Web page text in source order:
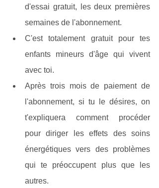
d'essai gratuit, les deux premières
semaines de l'abonnement.
C'est totalement gratuit pour tes
enfants mineurs d'âge qui vivent
avec toi.
Après trois mois de paiement de
l'abonnement, si tu le désires, on
t'expliquera comment procéder
pour diriger les effets des soins
énergétiques vers des problèmes
qui te préoccupent plus que les
autres.